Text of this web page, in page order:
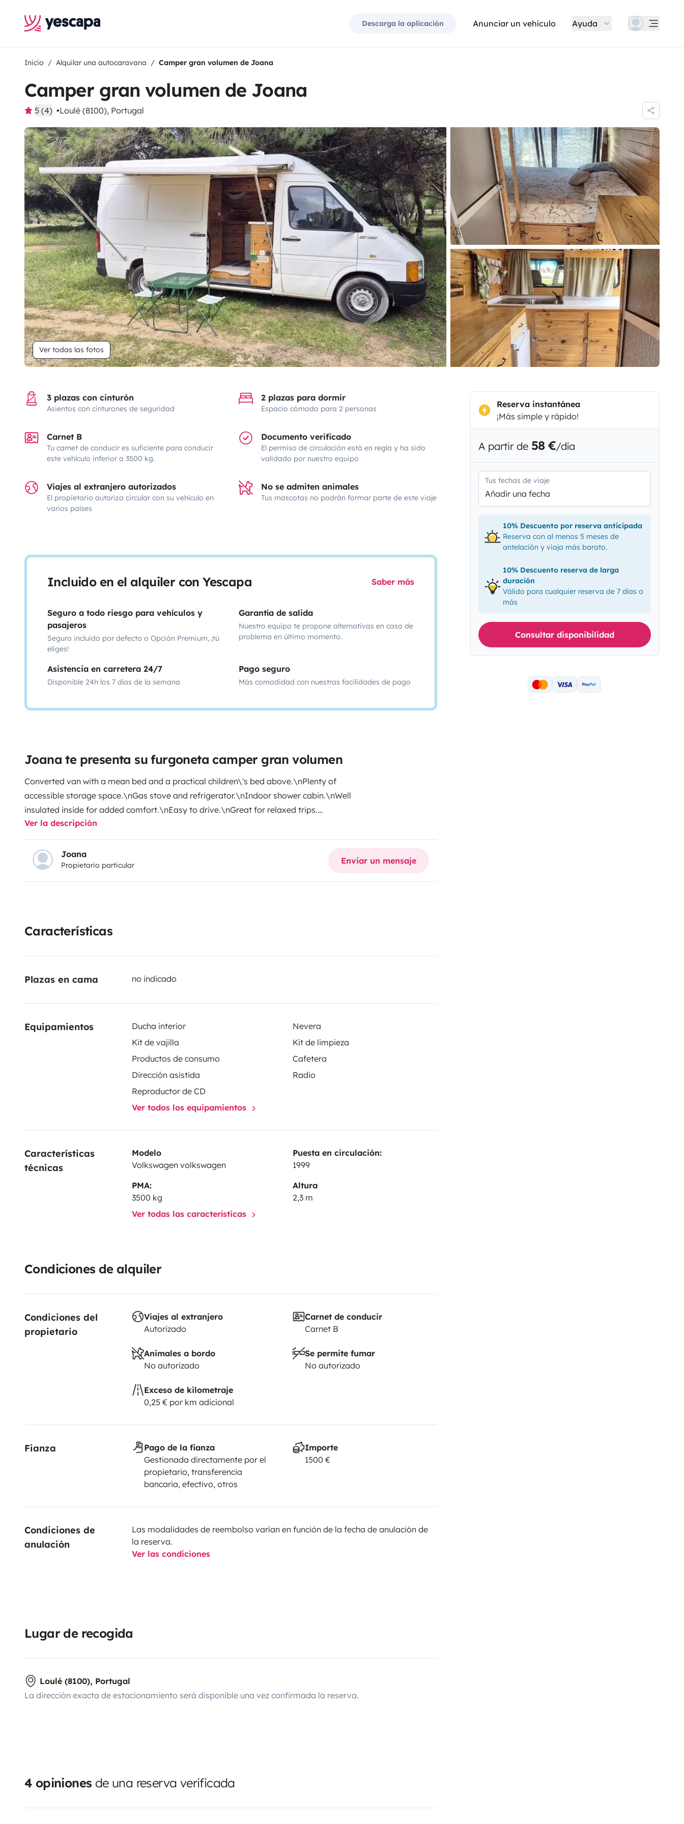
Descarga la aplicación Anunciar un vehículo Ayuda
Inicio Alquilar una autocaravana Camper gran volumen de Joana
Camper gran volumen de Joana
5 (4) Loulé (8100), Portugal
Ver todas las fotos
3 plazas con cinturón
Asientos con cinturones de seguridad
2 plazas para dormir
Espacio cómodo para 2 personas
Carnet B
Tu carnet de conducir es suficiente para conducir
este vehículo inferior a 3500 kg.
Documento verificado
El permiso de circulación está en regla y ha sido
validado por nuestro equipo
Viajes al extranjero autorizados
El propietario autoriza circular con su vehículo en
varios países
No se admiten animales
Tus mascotas no podrán formar parte de este viaje
Incluido en el alquiler con Yescapa Saber más
Seguro a todo riesgo para vehículos y
pasajeros
Seguro incluido por defecto o Opción Premium, ¡tú
eliges!
Garantía de salida
Nuestro equipo te propone alternativas en caso de
problema en último momento.
Asistencia en carretera 24/7
Disponible 24h los 7 días de la semana
Pago seguro
Más comodidad con nuestras facilidades de pago
Joana te presenta su furgoneta camper gran volumen
Converted van with a mean bed and a practical children\'s bed above.\nPlenty of
accessible storage space.\nGas stove and refrigerator.\nIndoor shower cabin.\nWell
insulated inside for added comfort.\nEasy to drive.\nGreat for relaxed trips.
Ver la descripción
Joana
Propietario particular Enviar un mensaje
Características
Plazas en cama no indicado
Equipamientos Ducha interior
Nevera
Kit de vajilla
Kit de limpieza
Productos de consumo
Cafetera
Dirección asistida
Radio
Reproductor de CD
Ver todos los equipamientos
Características
técnicas
Modelo
Volkswagen volkswagen
Puesta en circulación:
1999
PMA:
3500 kg
Altura
2,3 m
Ver todas las características
Condiciones de alquiler
Condiciones del
propietario
Viajes al extranjero
Autorizado
Carnet de conducir
Carnet B
Animales a bordo
No autorizado
Se permite fumar
No autorizado
Exceso de kilometraje
0,25 € por km adicional
Fianza
Pago de la fianza
Gestionada directamente por el
propietario, transferencia
bancaria, efectivo, otros
Importe
1500 €
Condiciones de
anulación
Las modalidades de reembolso varían en función de la fecha de anulación de
la reserva.
Ver las condiciones
Lugar de recogida
Loulé (8100), Portugal
La dirección exacta de estacionamiento será disponible una vez confirmada la reserva.
4 opiniones de una reserva verificada
Reserva instantánea
¡Más simple y rápido!
A partir de 58 €/día
Tus fechas de viaje
Añadir una fecha
10% Descuento por reserva anticipada
Reserva con al menos 5 meses de
antelación y viaja más barato.
10% Descuento reserva de larga
duración
Válido para cualquier reserva de 7 días o
más
Consultar disponibilidad